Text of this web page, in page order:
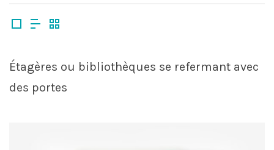
Étagères ou bibliothèques se refermant avec
des portes